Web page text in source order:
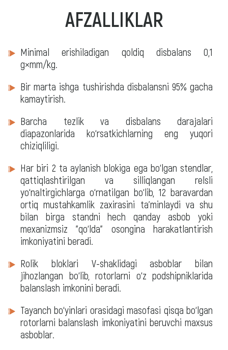
AFZALLIKLAR
Minimal erishiladigan qoldiq disbalans 0,1
g×mm/kg.
Bir marta ishga tushirishda disbalansni 95% gacha
kamaytirish.
Barcha tezlik va disbalans darajalari
diapazonlarida ko‘rsatkichlarning eng yuqori
chiziqliligi.
Har biri 2 ta aylanish blokiga ega bo‘lgan stendlar,
qattiqlashtirilgan va silliqlangan relsli
yo‘naltirgichlarga o‘rnatilgan bo‘lib, 12 baravardan
ortiq mustahkamlik zaxirasini ta'minlaydi va shu
bilan birga standni hech qanday asbob yoki
mexanizmsiz "qo‘lda" osongina harakatlantirish
imkoniyatini beradi.
Rolik bloklari V-shaklidagi asboblar bilan
jihozlangan bo‘lib, rotorlarni o‘z podshipniklarida
balanslash imkonini beradi.
Tayanch bo‘yinlari orasidagi masofasi qisqa bo‘lgan
rotorlarni balanslash imkoniyatini beruvchi maxsus
asboblar.